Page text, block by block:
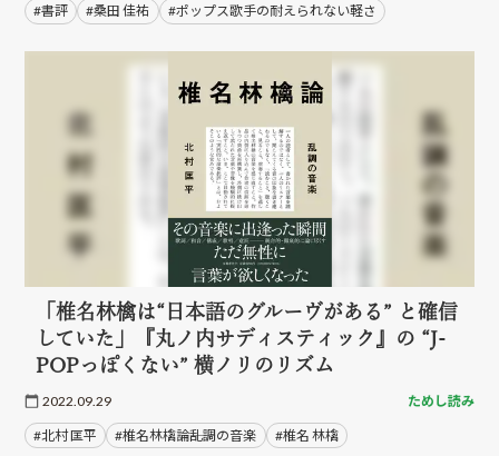
#書評 #桑田 佳祐 #ポップス歌手の耐えられない軽さ
「椎名林檎は“日本語のグルーヴがある” と確信
していた」『丸ノ内サディスティック』の “J-
POPっぽくない” 横ノリのリズム
2022.09.29 ためし読み
#北村 匡平 #椎名林檎論――乱調の音楽 #椎名 林檎